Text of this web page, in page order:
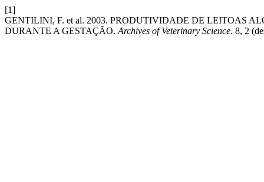
[1]
GENTILINI, F. et al. 2003. PRODUTIVIDADE DE LEITOAS
DURANTE A GESTAÇÃO. Archives of Veterinary Science. 8, 2